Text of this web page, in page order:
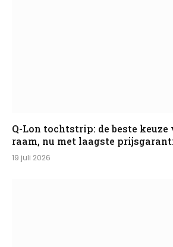
Q-Lon tochtstrip: de beste keuze
raam, nu met laagste
19 juli 2026